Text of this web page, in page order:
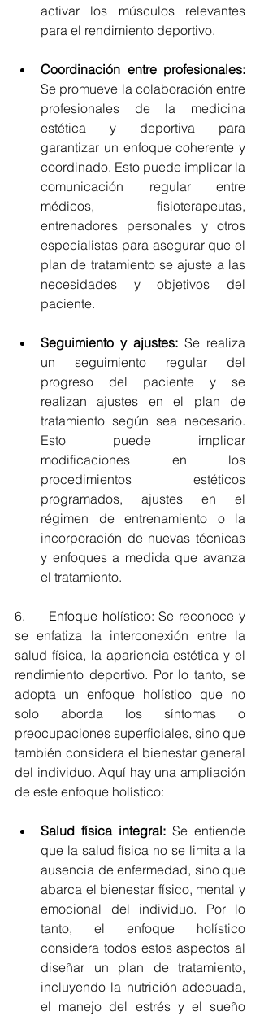
activar los músculos relevantes
para el rendimiento deportivo.
Coordinación entre profesionales:
Se promueve la colaboración entre
profesionales de la medicina
estética y deportiva para
garantizar un enfoque coherente y
coordinado. Esto puede implicar la
comunicación regular entre
médicos, fisioterapeutas,
entrenadores personales y otros
especialistas para asegurar que el
plan de tratamiento se ajuste a las
necesidades y objetivos del
paciente.
Seguimiento y ajustes: Se realiza
un seguimiento regular del
progreso del paciente y se
realizan ajustes en el plan de
tratamiento según sea necesario.
Esto puede implicar
modificaciones en los
procedimientos estéticos
programados, ajustes en el
régimen de entrenamiento o la
incorporación de nuevas técnicas
y enfoques a medida que avanza
el tratamiento.
6. Enfoque holístico: Se reconoce y
se enfatiza la interconexión entre la
salud física, la apariencia estética y el
rendimiento deportivo. Por lo tanto, se
adopta un enfoque holístico que no
solo aborda los síntomas o
preocupaciones superficiales, sino que
también considera el bienestar general
del individuo. Aquí hay una ampliación
de este enfoque holístico:
Salud física integral: Se entiende
que la salud física no se limita a la
ausencia de enfermedad, sino que
abarca el bienestar físico, mental y
emocional del individuo. Por lo
tanto, el enfoque holístico
considera todos estos aspectos al
diseñar un plan de tratamiento,
incluyendo la nutrición adecuada,
el manejo del estrés y el sueño